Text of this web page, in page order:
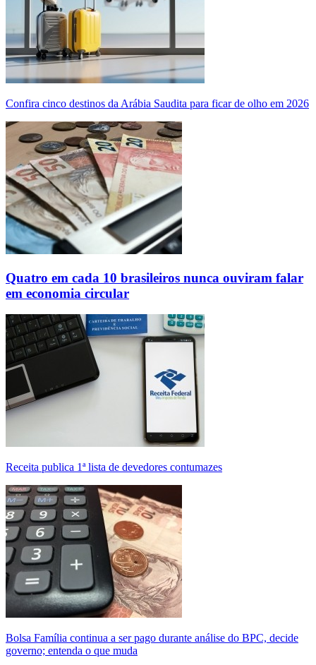
Confira cinco destinos da Arábia Saudita para ficar de olho em 2026
Quatro em cada 10 brasileiros nunca ouviram falar
em economia circular
Receita publica 1ª lista de devedores contumazes
Bolsa Família continua a ser pago durante análise do BPC, decide
governo; entenda o que muda